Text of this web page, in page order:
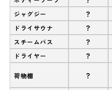
ジャグジー ?
ドライサウナ ?
スチームバス ?
ドライヤー ?
荷物棚 ?